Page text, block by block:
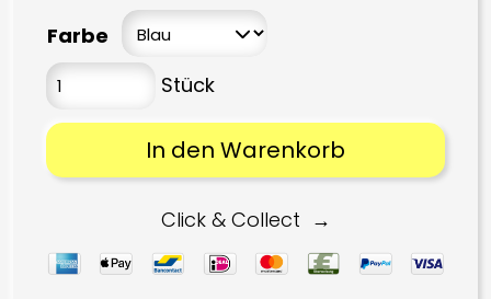
Farbe
In den Warenkorb
Click & Collect